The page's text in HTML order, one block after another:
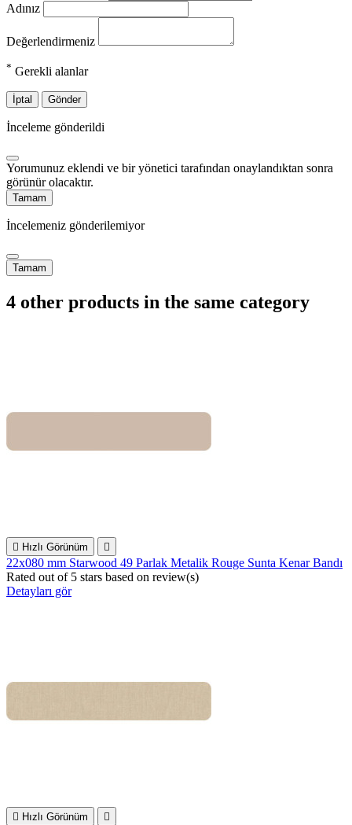
Adınız
Değerlendirmeniz
* Gerekli alanlar
İptal Gönder
İnceleme gönderildi
Yorumunuz eklendi ve bir yönetici tarafından onaylandıktan sonra
görünür olacaktır.
Tamam
İncelemeniz gönderilemiyor
Tamam
4 other products in the same category
 Hızlı Görünüm 
22x080 mm Starwood 49 Parlak Metalik Rouge Sunta Kenar Bandı
Rated out of 5 stars based on review(s)
Detayları gör
 Hızlı Görünüm 